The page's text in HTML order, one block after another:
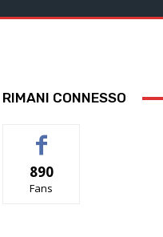
RIMANI CONNESSO
890
Fans